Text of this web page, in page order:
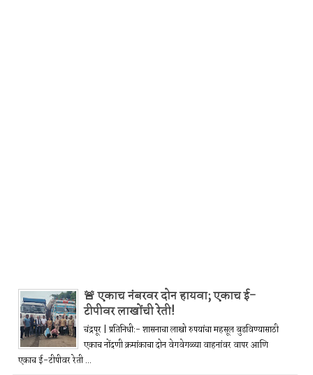
🚨 एकाच नंबरवर दोन हायवा; एकाच ई-
टीपीवर लाखोंची रेती!
चंद्रपूर | प्रतिनिधी:- शासनाचा लाखो रुपयांचा महसूल बुडविण्यासाठी
एकाच नोंदणी क्रमांकाचा दोन वेगवेगळ्या वाहनांवर वापर आणि
एकाच ई-टीपीवर रेती ...